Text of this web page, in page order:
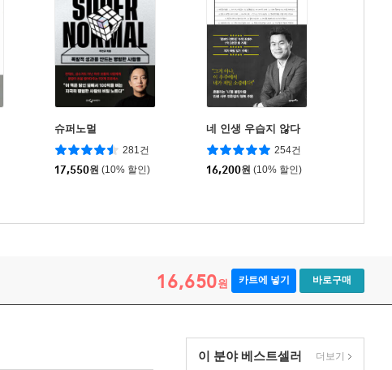
슈퍼노멀
281건
17,550원 (10% 할인)
네 인생 우습지 않다
254건
16,200원 (10% 할인)
16,650원 카트에 넣기 바로구매
이 분야 베스트셀러 더보기